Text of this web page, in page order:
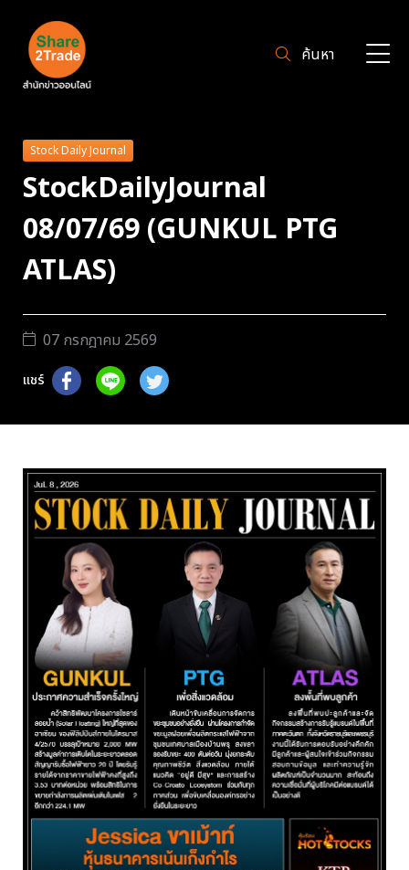
ค้นหา
Stock Daily Journal
StockDailyJournal
08/07/69 (GUNKUL PTG
ATLAS)
07 กรกฎาคม 2569
แชร์